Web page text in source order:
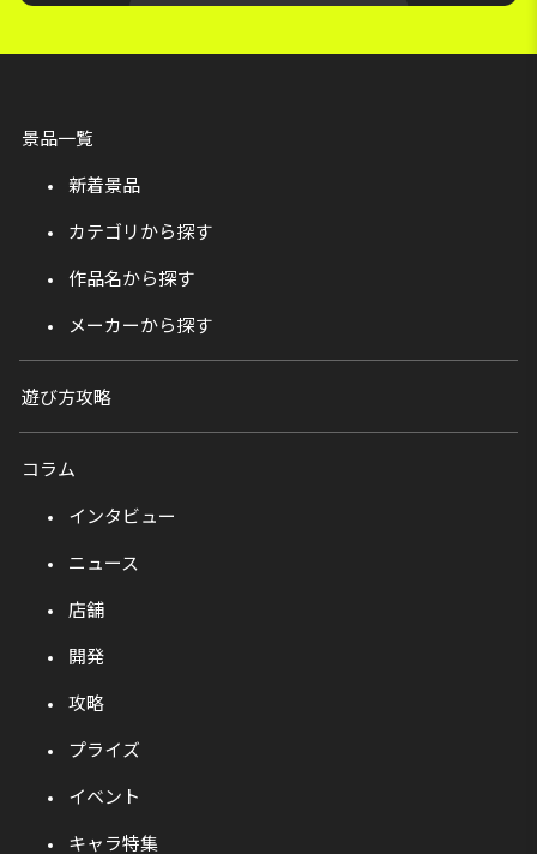
景品一覧
新着景品
カテゴリから探す
作品名から探す
メーカーから探す
遊び方攻略
コラム
インタビュー
ニュース
店舗
開発
攻略
プライズ
イベント
キャラ特集